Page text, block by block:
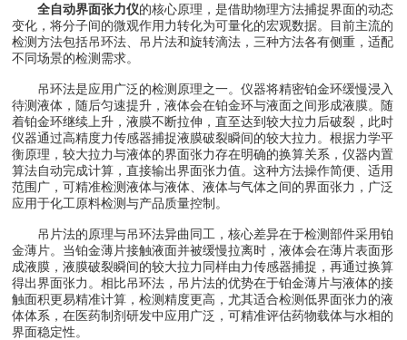
全自动界面张力仪的核心原理，是借助物理方法捕捉界面的动态
变化，将分子间的微观作用力转化为可量化的宏观数据。目前主流的
检测方法包括吊环法、吊片法和旋转滴法，三种方法各有侧重，适配
不同场景的检测需求。
吊环法是应用广泛的检测原理之一。仪器将精密铂金环缓慢浸入
待测液体，随后匀速提升，液体会在铂金环与液面之间形成液膜。随
着铂金环继续上升，液膜不断拉伸，直至达到较大拉力后破裂，此时
仪器通过高精度力传感器捕捉液膜破裂瞬间的较大拉力。根据力学平
衡原理，较大拉力与液体的界面张力存在明确的换算关系，仪器内置
算法自动完成计算，直接输出界面张力值。这种方法操作简便、适用
范围广，可精准检测液体与液体、液体与气体之间的界面张力，广泛
应用于化工原料检测与产品质量控制。
吊片法的原理与吊环法异曲同工，核心差异在于检测部件采用铂
金薄片。当铂金薄片接触液面并被缓慢拉离时，液体会在薄片表面形
成液膜，液膜破裂瞬间的较大拉力同样由力传感器捕捉，再通过换算
得出界面张力。相比吊环法，吊片法的优势在于铂金薄片与液体的接
触面积更易精准计算，检测精度更高，尤其适合检测低界面张力的液
体体系，在医药制剂研发中应用广泛，可精准评估药物载体与水相的
界面稳定性。